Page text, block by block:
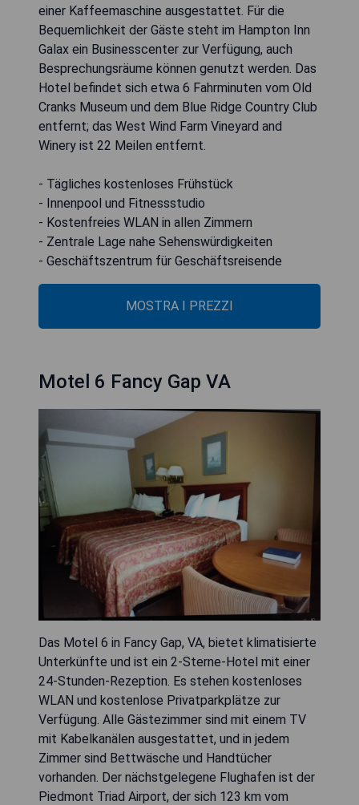
einer Kaffeemaschine ausgestattet. Für die
Bequemlichkeit der Gäste steht im Hampton Inn
Galax ein Businesscenter zur Verfügung, auch
Besprechungsräume können genutzt werden. Das
Hotel befindet sich etwa 6 Fahrminuten vom Old
Cranks Museum und dem Blue Ridge Country Club
entfernt; das West Wind Farm Vineyard and
Winery ist 22 Meilen entfernt.
- Tägliches kostenloses Frühstück
- Innenpool und Fitnessstudio
- Kostenfreies WLAN in allen Zimmern
- Zentrale Lage nahe Sehenswürdigkeiten
- Geschäftszentrum für Geschäftsreisende
MOSTRA I PREZZI
Motel 6 Fancy Gap VA
Das Motel 6 in Fancy Gap, VA, bietet klimatisierte
Unterkünfte und ist ein 2-Sterne-Hotel mit einer
24-Stunden-Rezeption. Es stehen kostenloses
WLAN und kostenlose Privatparkplätze zur
Verfügung. Alle Gästezimmer sind mit einem TV
mit Kabelkanälen ausgestattet, und in jedem
Zimmer sind Bettwäsche und Handtücher
vorhanden. Der nächstgelegene Flughafen ist der
Piedmont Triad Airport, der sich 123 km vom